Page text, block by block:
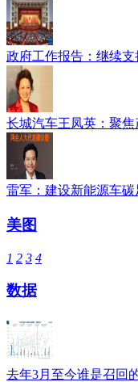
政府工作报告：继续
长城汽车王凤英：聚
雷军：建设新能源车
美图
1 2 3 4
数据
去年3月至今谁是召回